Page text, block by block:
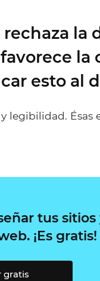
rechaza
la
esto al
legibilidad.
tus sitios
¡Es gratis!
gratis